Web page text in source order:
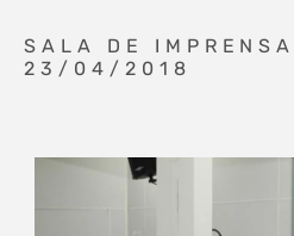
SALA DE
23/04/2018